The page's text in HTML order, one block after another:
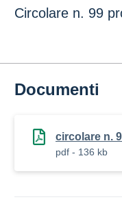
Circolare n. 99
Documenti
circolare n.
pdf - 136 kb